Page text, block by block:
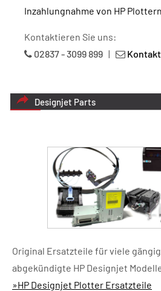
Inzahlungnahme von HP Plottern
Kontaktieren Sie uns:
02837 - 3099 899 | Kontakt
Designjet Parts
Original Ersatzteile für viele
abgekündigte HP Designjet
»HP Designjet Plotter Ersatzteile